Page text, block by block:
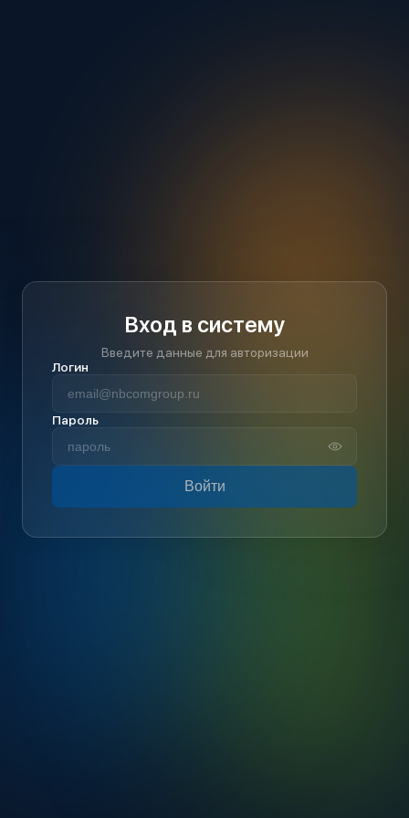
Вход в систему
Введите данные для авторизации
Логин
Пароль
Войти